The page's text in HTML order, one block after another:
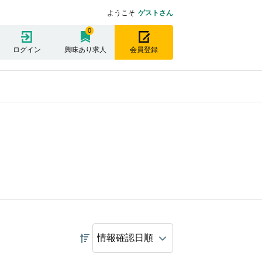
ようこそ ゲストさん
ログイン 興味あり求人
0
会員登録